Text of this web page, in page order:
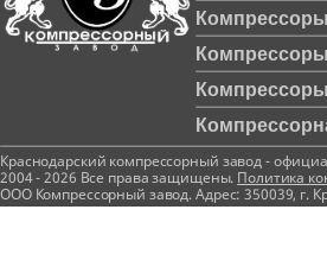
Краснодарский компрессорный завод -
2004 - 2026 Все права защищены. Политика
ООО Компрессорный завод. Адрес: 350039, г.